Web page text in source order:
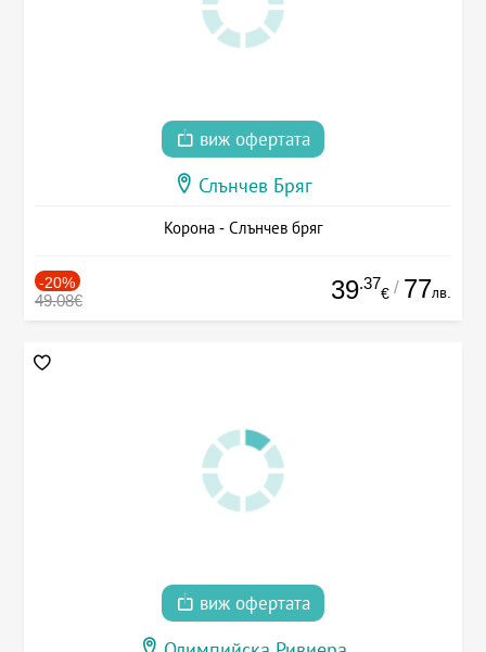
виж офертата
Слънчев Бряг
Корона - Слънчев бряг
-20%
49.08€ 39.37
€ / 77лв.
виж офертата